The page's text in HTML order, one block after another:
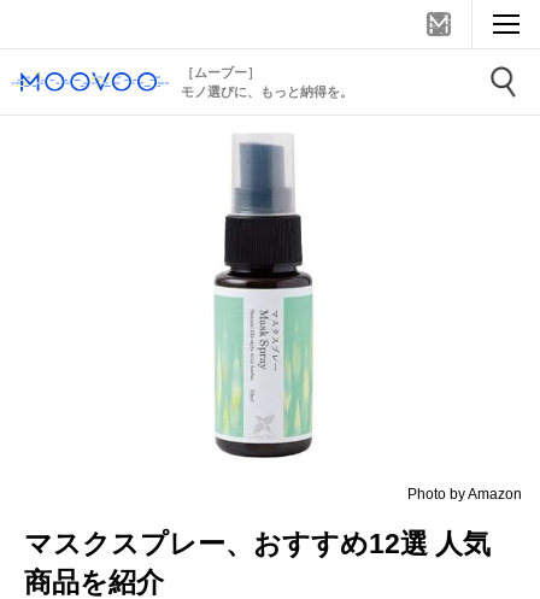
［ムーブー］
モノ選びに、もっと納得を。
Photo by Amazon
マスクスプレー、おすすめ12選 人気
商品を紹介